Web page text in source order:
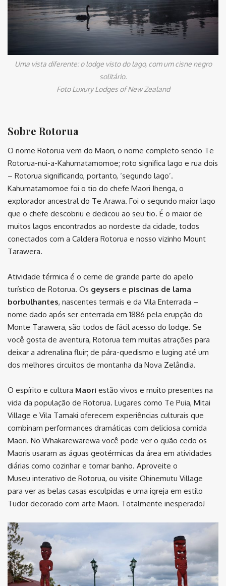
Uma vista diferente: o lodge visto do lago, com um cisne negro
solitário.
Foto Luxury Lodges of New Zealand
Sobre Rotorua
O nome Rotorua vem do Maori, o nome completo sendo Te
Rotorua-​nui-​a-​Kahumatamomoe; roto significa lago e rua dois
– Rotorua significando, portanto, ‘segundo lago’.
Kahumatamomoe foi o tio do chefe Maori Ihenga, o
explorador ancestral do Te Arawa. Foi o segundo maior lago
que o chefe descobriu e dedicou ao seu tio. É o maior de
muitos lagos encontrados ao nordeste da cidade, todos
conectados com a Caldera Rotorua e nosso vizinho Mount
Tarawera.
Atividade térmica é o cerne de grande parte do apelo
turístico de Rotorua. Os geysers e piscinas de lama
borbulhantes, nascentes termais e da Vila Enterrada –
nome dado após ser enterrada em 1886 pela erupção do
Monte Tarawera, são todos de fácil acesso do lodge. Se
você gosta de aventura, Rotorua tem muitas atrações para
deixar a adrenalina fluir; de pára-quedismo e luging até um
dos melhores circuitos de montanha da Nova Zelândia.
O espírito e cultura Maori estão vivos e muito presentes na
vida da população de Rotorua. Lugares como Te Puia, Mitai
Village e Vila Tamaki oferecem experiências culturais que
combinam performances dramáticas com deliciosa comida
Maori. No Whakarewarewa você pode ver o quão cedo os
Maoris usaram as águas geotérmicas da área em atividades
diárias como cozinhar e tomar banho. Aproveite o
Museu interativo de Rotorua, ou visite Ohinemutu Village
para ver as belas casas esculpidas e uma igreja em estilo
Tudor decorado com arte Maori. Totalmente inesperado!